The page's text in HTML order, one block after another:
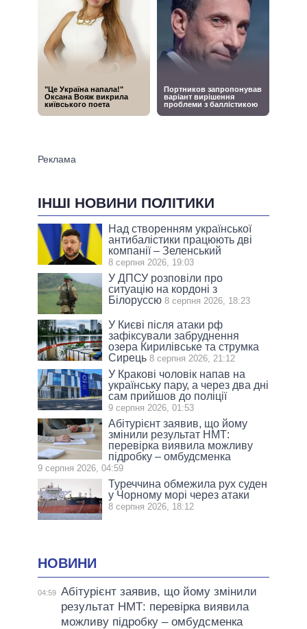
ІНШІ НОВИНИ ПОЛІТИКИ
Над створенням української
антибалістики працюють дві
компанії – Зеленський
8 серпня 2026, 19:03
У ДПСУ розповіли про
ситуацію на кордоні з
Білоруссю 8 серпня 2026, 18:23
У Києві після атаки рф
зафіксували забруднення
озера Кирилівське та струмка
Сирець 8 серпня 2026, 21:12
У Кракові чоловік напав на
українську пару, а через два дні
сам прийшов до поліції
9 серпня 2026, 01:53
Абітурієнт заявив, що йому
змінили результат НМТ:
перевірка виявила можливу
підробку – омбудсменка
9 серпня 2026, 04:59
Туреччина обмежила рух суден
у Чорному морі через атаки
8 серпня 2026, 18:12
НОВИНИ
04:59 Абітурієнт заявив, що йому змінили
результат НМТ: перевірка виявила
можливу підробку – омбудсменка